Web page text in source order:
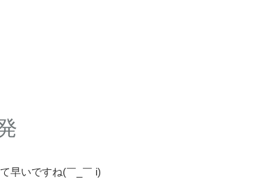
早いですね(￣_￣ i)